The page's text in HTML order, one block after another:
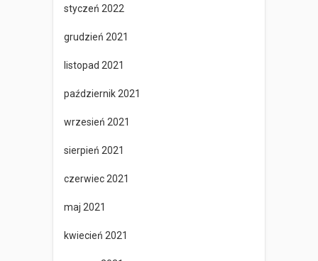
styczeń 2022
grudzień 2021
listopad 2021
październik 2021
wrzesień 2021
sierpień 2021
czerwiec 2021
maj 2021
kwiecień 2021